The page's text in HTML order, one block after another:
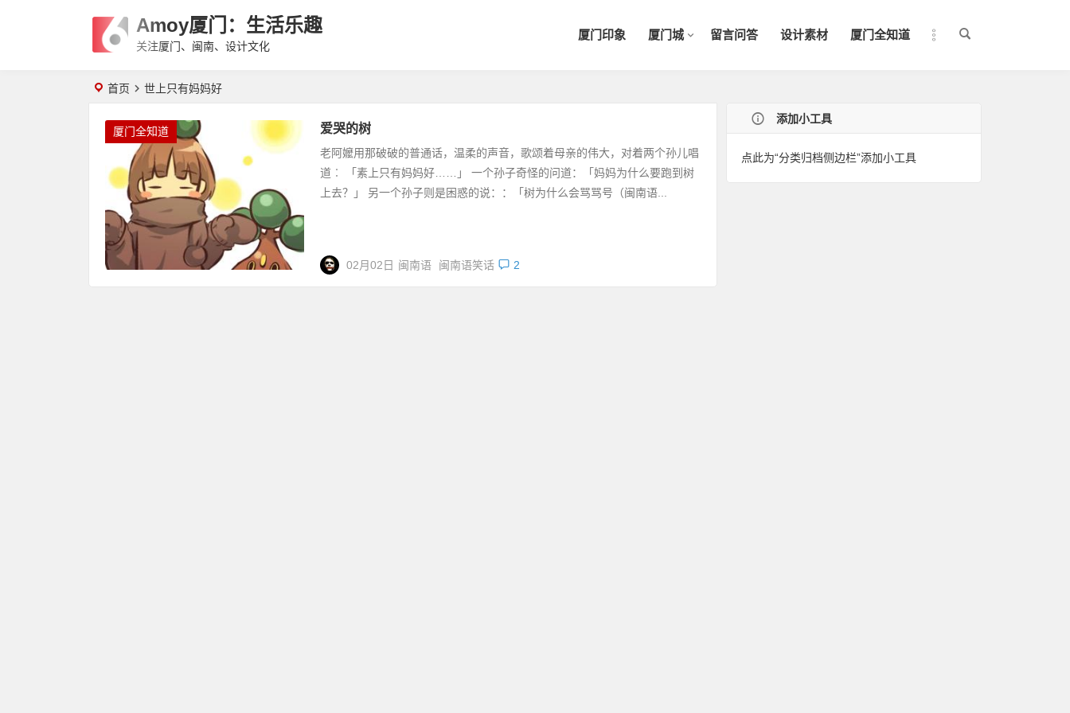
Amoy厦门：生活乐趣
关注厦门、闽南、设计文化
厦门印象 厦门城 留言问答 设计素材 厦门全知道
首页 世上只有妈妈好
厦门全知道 爱哭的树
老阿嬤用那破破的普通话，温柔的声音，歌颂着母亲的伟大，对着两个孙儿唱
道︰ 「素上只有妈妈好……」 一个孙子奇怪的问道：「妈妈为什么要跑到树
上去？」 另一个孙子则是困惑的说：：「树为什么会骂骂号（闽南语...
02月02日 闽南语 闽南语笑话 2
添加小工具
点此为“分类归档侧边栏”添加小工具